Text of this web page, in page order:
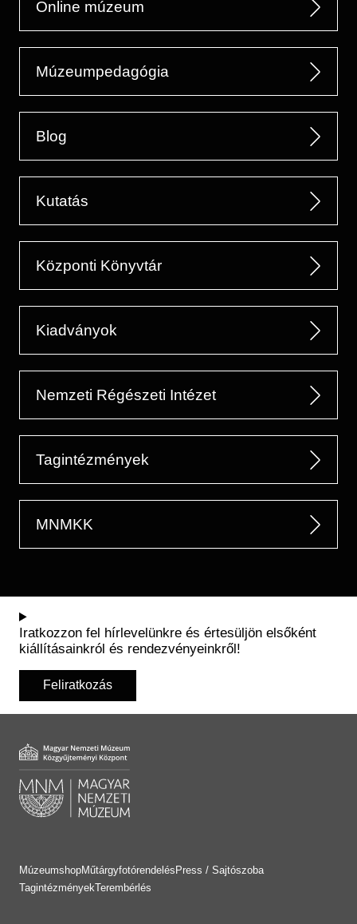
Online múzeum
Múzeumpedagógia
Blog
Kutatás
Központi Könyvtár
Kiadványok
Nemzeti Régészeti Intézet
Tagintézmények
MNMKK
Iratkozzon fel hírlevelünkre és értesüljön elsőként
kiállításainkról és rendezvényeinkről!
Feliratkozás
MúzeumshopMűtárgyfotórendelés Press / Sajtószoba
TagintézményekTerembérlés